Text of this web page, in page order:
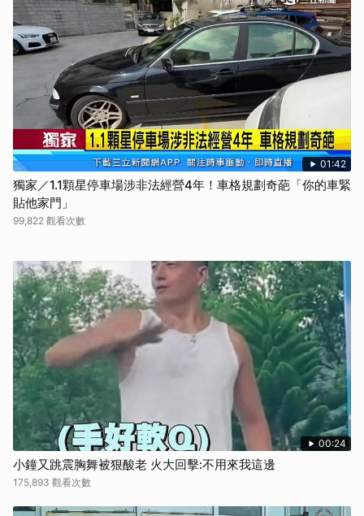
01:42
獨家／1.1顆星停車場涉非法經營4年！車格規劃奇葩「你的車緊
貼他家門」
99,822 觀看次數
00:24
小鐘又跳震胸舞被狠酸老 火大回擊:不用來我這邊
175,893 觀看次數